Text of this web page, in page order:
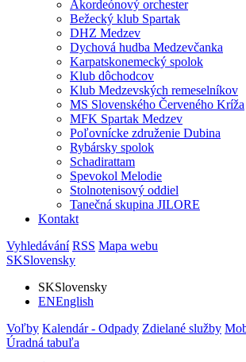
Akordeónový orchester
Bežecký klub Spartak
DHZ Medzev
Dychová hudba Medzevčanka
Karpatskonemecký spolok
Klub dôchodcov
Klub Medzevských remeselníkov
MS Slovenského Červeného Kríža
MFK Spartak Medzev
Poľovnícke združenie Dubina
Rybársky spolok
Schadirattam
Spevokol Melodie
Stolnotenisový oddiel
Tanečná skupina JILORE
Kontakt
Vyhledávání RSS Mapa webu
SKSlovensky
SKSlovensky
ENEnglish
Voľby Kalendár - Odpady Zdielané služby
Úradná tabuľa